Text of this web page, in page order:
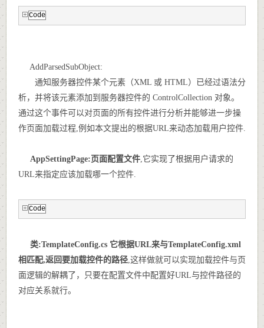
Code
AddParsedSubObject:
通知服务器控件某个元素（XML 或 HTML）已经过语法分
析，并将该元素添加到服务器控件的 ControlCollection 对象。
通过这个事件可以对页面的所有控件进行分析并能够进一步操
作页面加载过程,例如本文提出的根据URL来动态加载用户控件.
AppSettingPage:页面配置文件 ,它实现了根据用户请求的
URL来指定应该加载哪一个控件.
Code
类:TemplateConfig.cs 它根据URL来与TemplateConfig.xml
相匹配,返回要加载控件的路径 ,这样做就可以实现加载控件与页
面逻辑的解耦了，只要在配置文件中配置好URL与控件路径的
对应关系就行。